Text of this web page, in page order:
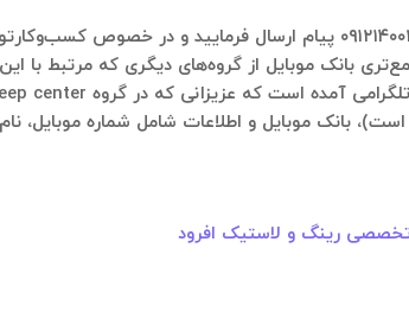
بانک موبایل از گروه‌های دیگری که مرتبط با
بانک موبایل و اطلاعات شامل شماره موبایل،
تخصصی رینگ و لاستیک افرود